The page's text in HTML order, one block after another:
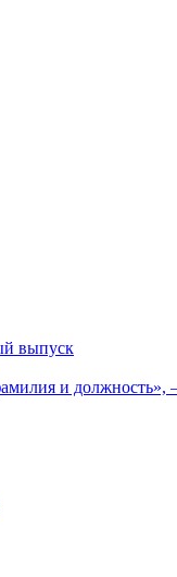
выпуск
и должность»,